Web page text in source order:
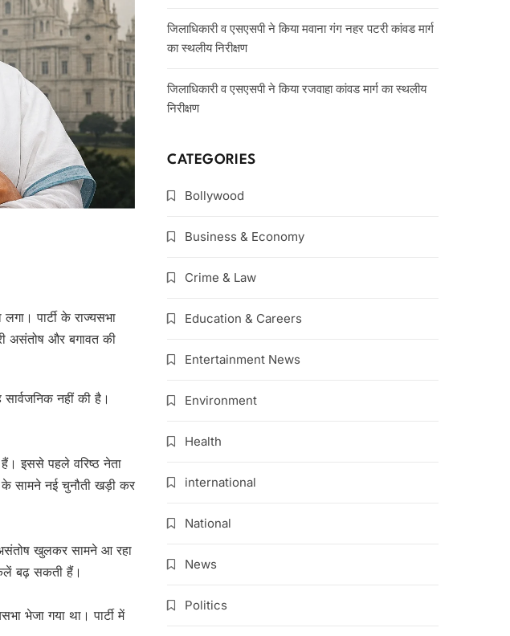
पार्टी के राज्यसभा
असंतोष और बगावत की
नहीं की है।
इससे पहले वरिष्ठ नेता
के सामने नई चुनौती खड़ी कर
असंतोष खुलकर सामने आ रहा
बढ़ सकती हैं।
भेजा गया था। पार्टी में
जिलाधिकारी व एसएसपी ने किया मवाना गंग नहर पटरी कांवड मार्ग
का स्थलीय निरीक्षण
जिलाधिकारी व एसएसपी ने किया रजवाहा कांवड मार्ग का स्थलीय
निरीक्षण
CATEGORIES
Bollywood
Business & Economy
Crime & Law
Education & Careers
Entertainment News
Environment
Health
international
National
News
Politics